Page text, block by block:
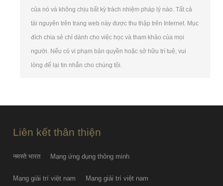
của nó và không chịu bất kỳ trách nhiệm pháp lý nào. Tất cả
tài nguyên trên trang web này được thu thập trên Internet. Mục
đích chia sẻ chỉ dành cho việc học và tham khảo của mọi
người. Nếu có vi phạm bản quyền hoặc sở hữu trí tuệ, vui
lòng để lại tin nhắn cho chúng tôi.
Liên kết thân thiện
नमस्ते भारत Mạng ứng dụng thông minh
Mạng giải trí việt nam Mạng giải trí việt nam